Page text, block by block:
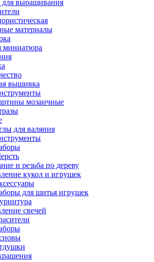
выращивания
материалы
миниатюра
вышивка
мозаичные
для валяния
и резьба по дереву
кукол и игрушек
для шитья игрушек
свечей